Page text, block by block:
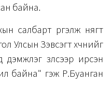
байна.
салбарт үргэлж нягт
Улсын Зэвсэгт хүчнийг
үзүүлсээр ирсэн
ил байна" гэж Р.Буанган